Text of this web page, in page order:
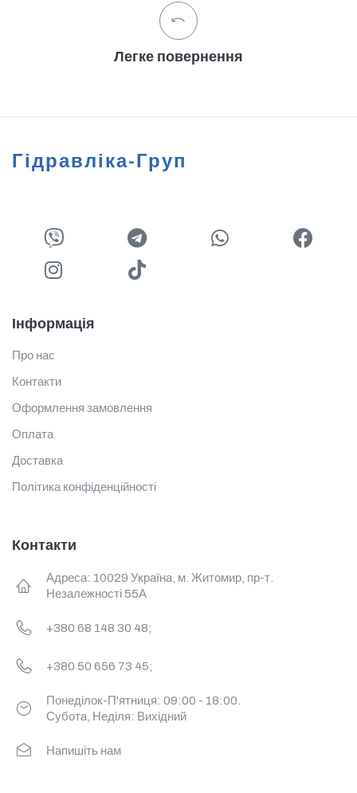
Легке повернення
Гідравліка-Груп
Інформація
Про нас
Контакти
Оформлення замовлення
Оплата
Доставка
Політика конфіденційності
Контакти
Адреса: 10029 Україна, м. Житомир, пр-т.
Незалежності 55А
+380 68 148 30 48;
+380 50 656 73 45;
Понеділок-П'ятниця: 09:00 - 18:00.
Субота, Неділя: Вихідний
Напишіть нам